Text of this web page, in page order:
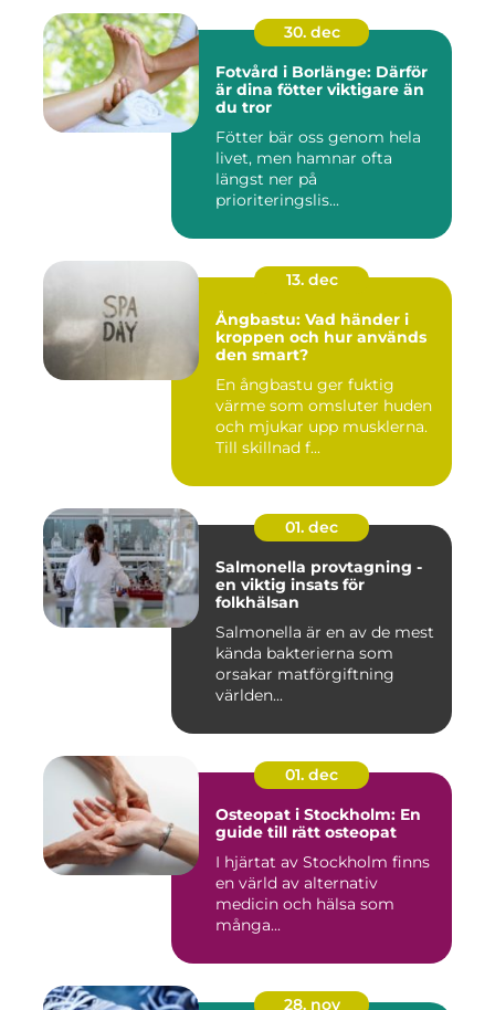
30. dec
Fotvård i Borlänge: Därför
är dina fötter viktigare än
du tror
Fötter bär oss genom hela
livet, men hamnar ofta
längst ner på
prioriteringslis...
13. dec
Ångbastu: Vad händer i
kroppen och hur används
den smart?
En ångbastu ger fuktig
värme som omsluter huden
och mjukar upp musklerna.
Till skillnad f...
01. dec
Salmonella provtagning -
en viktig insats för
folkhälsan
Salmonella är en av de mest
kända bakterierna som
orsakar matförgiftning
världen...
01. dec
Osteopat i Stockholm: En
guide till rätt osteopat
I hjärtat av Stockholm finns
en värld av alternativ
medicin och hälsa som
många...
28. nov